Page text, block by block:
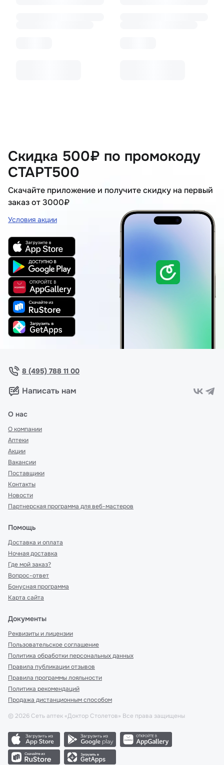
Скидка 500₽ по промокоду
СТАРТ500
Скачайте приложение и получите скидку на первый
заказ от 3000₽
Условия акции
8 (495) 788 11 00
Написать нам
О нас
О компании
Аптеки
Акции
Вакансии
Поставщики
Контакты
Новости
Партнерская программа для веб-мастеров
Помощь
Доставка и оплата
Ночная доставка
Где мой заказ?
Вопрос-ответ
Бонусная программа
Карта сайта
Документы
Реквизиты и лицензии
Пользовательское соглашение
Политика обработки персональных данных
Правила публикации отзывов
Правила программы лояльности
Политика рекомендаций
Продажа дистанционным способом
© 2026 Сеть аптек «Доктор Столетов» Все права защищены